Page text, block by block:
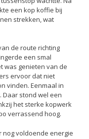
een kop koffie bij
strekken, wat
de route richting
een smal
was genieten van de
ervoor dat niet
vinden. Eenmaal in
stond wel een
het sterke kopwerk
verrassend hoog.
nog voldoende energie